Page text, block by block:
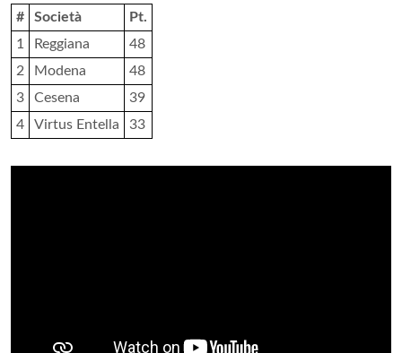
#
Società
Pt.
1
Reggiana
48
2
Modena
48
3
Cesena
39
4
Virtus Entella 33